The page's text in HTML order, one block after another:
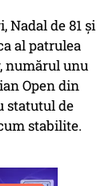
Nadal de 81 și
al patrulea
numărul unu
Open din
statutul de
stabilite.